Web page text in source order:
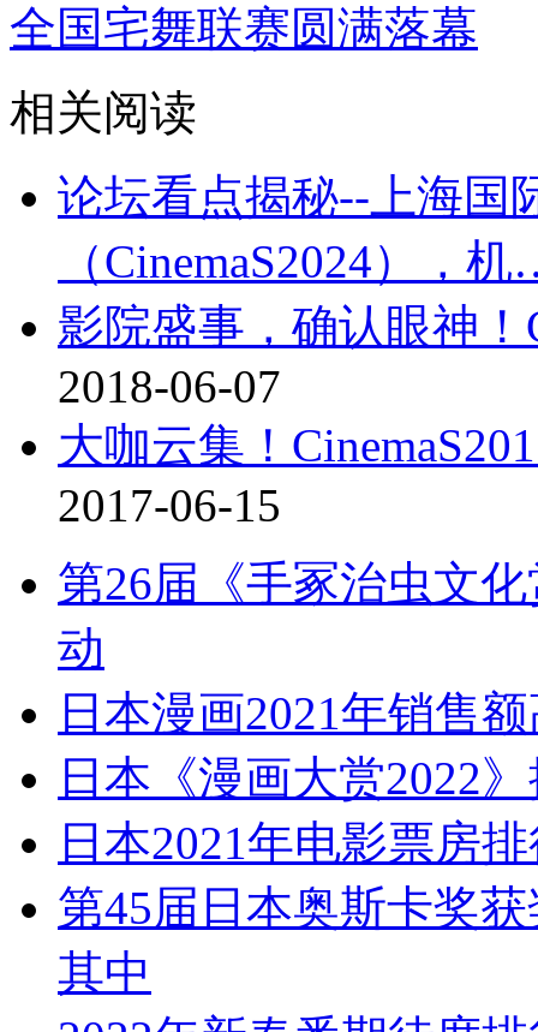
全国宅舞联赛圆满落幕
相关阅读
论坛看点揭秘--上海国
（CinemaS2024），
影院盛事，确认眼神！
2018-06-07
大咖云集！
2017-06-15
第26届《手冢治虫文
动
日本漫画2021年销售
日本《漫画大赏2022
日本2021年电影票房
第45届日本奥斯卡奖
其中